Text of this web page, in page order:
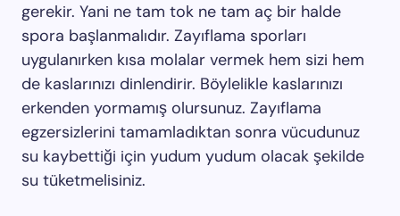
gerekir. Yani ne tam tok ne tam aç bir halde
spora başlanmalıdır. Zayıflama sporları
uygulanırken kısa molalar vermek hem sizi hem
de kaslarınızı dinlendirir. Böylelikle kaslarınızı
erkenden yormamış olursunuz. Zayıflama
egzersizlerini tamamladıktan sonra vücudunuz
su kaybettiği için yudum yudum olacak şekilde
su tüketmelisiniz.